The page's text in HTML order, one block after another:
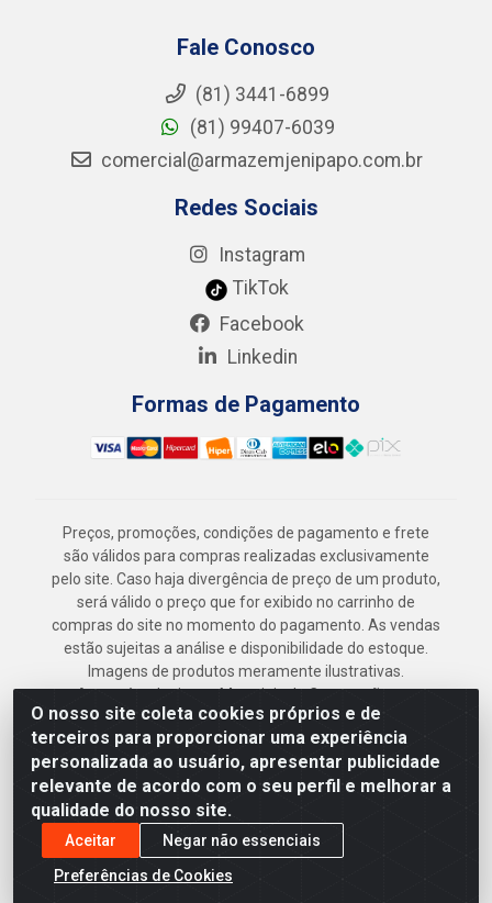
O nosso site coleta cookies próprios e de
terceiros para proporcionar uma experiência
personalizada ao usuário, apresentar publicidade
relevante de acordo com o seu perfil e melhorar a
qualidade do nosso site.
Aceitar
Negar não essenciais
Preferências de Cookies
Fale Conosco
(81) 3441-6899
(81) 99407-6039
comercial@armazemjenipapo.com.br
Redes Sociais
Instagram
TikTok
Facebook
Linkedin
Formas de Pagamento
Preços, promoções, condições de pagamento e frete
são válidos para compras realizadas exclusivamente
pelo site. Caso haja divergência de preço de um produto,
será válido o preço que for exibido no carrinho de
compras do site no momento do pagamento. As vendas
estão sujeitas a análise e disponibilidade do estoque.
Imagens de produtos meramente ilustrativas.
Armazém Jenipapo Materiais de Construção em
Geral LTDA - Rua das Flores, 2691 - Guabiraba,
Recife/PE - CEP 52.291-630 - CNPJ
41.097.379/0001-